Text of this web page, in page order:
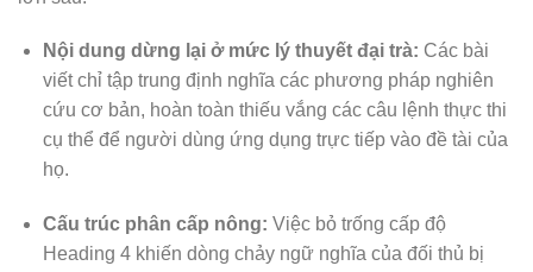
Nội dung dừng lại ở mức lý thuyết đại trà: Các bài
viết chỉ tập trung định nghĩa các phương pháp nghiên
cứu cơ bản, hoàn toàn thiếu vắng các câu lệnh thực thi
cụ thể để người dùng ứng dụng trực tiếp vào đề tài của
họ.
Cấu trúc phân cấp nông: Việc bỏ trống cấp độ
Heading 4 khiến dòng chảy ngữ nghĩa của đối thủ bị